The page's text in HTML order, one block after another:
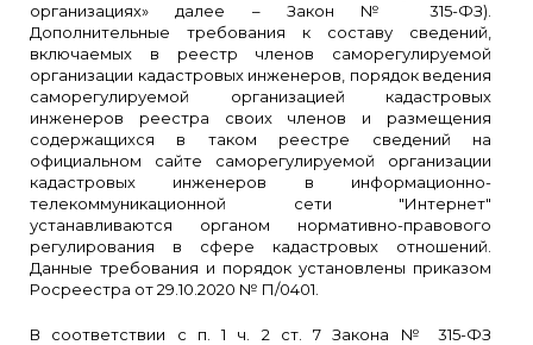
организациях» далее – Закон № 315-ФЗ).
Дополнительные требования к составу сведений,
включаемых в реестр членов саморегулируемой
организации кадастровых инженеров, порядок ведения
саморегулируемой организацией кадастровых
инженеров реестра своих членов и размещения
содержащихся в таком реестре сведений на
официальном сайте саморегулируемой организации
кадастровых инженеров в информационно-
телекоммуникационной сети "Интернет"
устанавливаются органом нормативно-правового
регулирования в сфере кадастровых отношений.
Данные требования и порядок установлены приказом
Росреестра от 29.10.2020 № П/0401.
В соответствии с п. 1 ч. 2 ст. 7 Закона № 315-ФЗ